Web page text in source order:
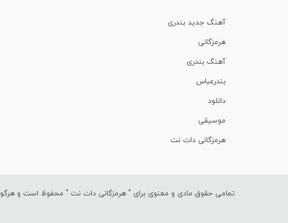
آهنگ جدید بندری
هرمزگانی
آهنگ بندری
بندرعباس
دانلود
موسیقی
هرمزگانی دات نت
تمامی حقوق مادی و معنوی برای " هرمزگانی دات نت " محفوظ است و